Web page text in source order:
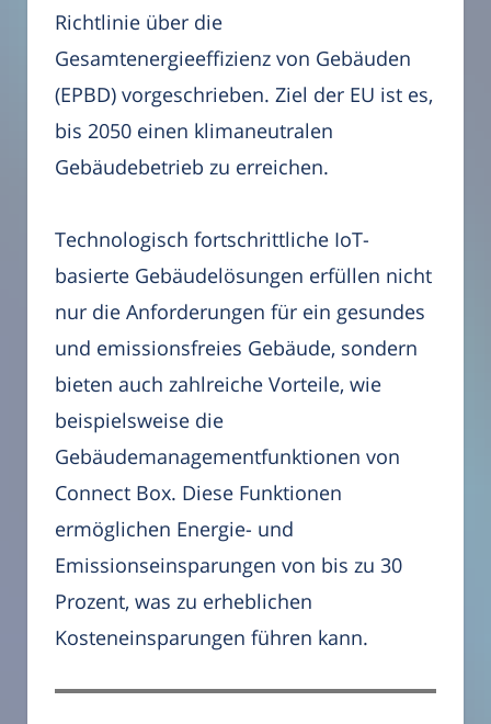
Richtlinie über die
Gesamtenergieeffizienz von Gebäuden
(EPBD) vorgeschrieben. Ziel der EU ist es,
bis 2050 einen klimaneutralen
Gebäudebetrieb zu erreichen.
Technologisch fortschrittliche IoT-
basierte Gebäudelösungen erfüllen nicht
nur die Anforderungen für ein gesundes
und emissionsfreies Gebäude, sondern
bieten auch zahlreiche Vorteile, wie
beispielsweise die
Gebäudemanagementfunktionen von
Connect Box. Diese Funktionen
ermöglichen Energie- und
Emissionseinsparungen von bis zu 30
Prozent, was zu erheblichen
Kosteneinsparungen führen kann.